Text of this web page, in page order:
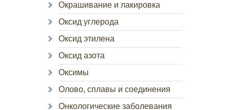
Окрашивание и лакировка
Оксид углерода
Оксид этилена
Оксид азота
Оксимы
Олово, сплавы и соединения
Онкологические заболевания